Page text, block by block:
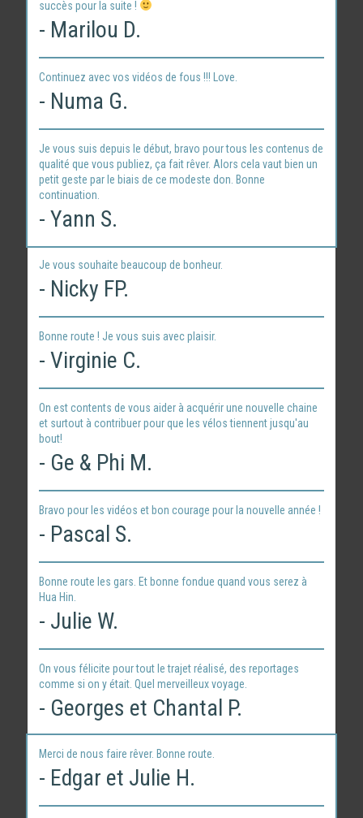
succès pour la suite !
- Marilou D.
Continuez avec vos vidéos de fous !!! Love.
- Numa G.
Je vous suis depuis le début, bravo pour tous les contenus de
qualité que vous publiez, ça fait rêver. Alors cela vaut bien un
petit geste par le biais de ce modeste don. Bonne
continuation.
- Yann S.
Je vous souhaite beaucoup de bonheur.
- Nicky FP.
Bonne route ! Je vous suis avec plaisir.
- Virginie C.
On est contents de vous aider à acquérir une nouvelle chaine
et surtout à contribuer pour que les vélos tiennent jusqu'au
bout!
- Ge & Phi M.
Bravo pour les vidéos et bon courage pour la nouvelle année !
- Pascal S.
Bonne route les gars. Et bonne fondue quand vous serez à
Hua Hin.
- Julie W.
On vous félicite pour tout le trajet réalisé, des reportages
comme si on y était. Quel merveilleux voyage.
- Georges et Chantal P.
Merci de nous faire rêver. Bonne route.
- Edgar et Julie H.